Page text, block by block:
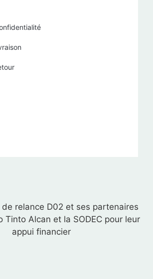
relance D02 et ses partenaires
Tinto Alcan et la SODEC pour leur
appui financier